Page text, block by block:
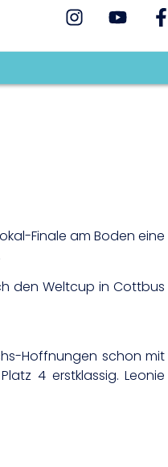
Finale am Boden eine
den Weltcup in Cottbus
Hoffnungen schon mit
4 erstklassig. Leonie